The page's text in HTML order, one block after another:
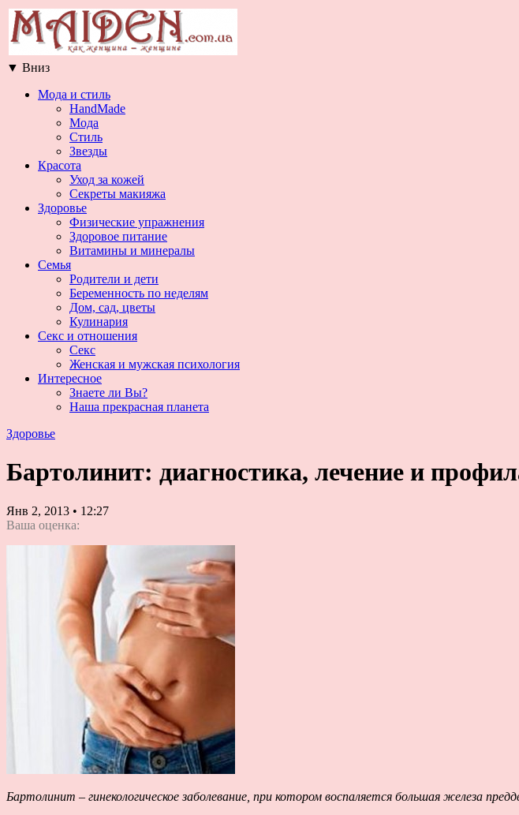
▼ Вниз
Мода и стиль
HandMade
Мода
Стиль
Звезды
Красота
Уход за кожей
Секреты макияжа
Здоровье
Физические упражнения
Здоровое питание
Витамины и минералы
Семья
Родители и дети
Беременность по неделям
Дом, сад, цветы
Кулинария
Секс и отношения
Секс
Женская и мужская психология
Интересное
Знаете ли Вы?
Наша прекрасная планета
Здоровье
Бартолинит: диагностика, лечение и
Янв 2, 2013 • 12:27
Ваша оценка:
Бартолинит – гинекологическое заболевание, при котором воспаляется большая железа